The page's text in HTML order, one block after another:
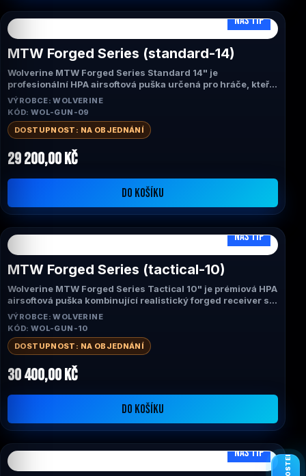
NÁŠ TIP
MTW Forged Series (standard-14)
Wolverine MTW Forged Series Standard 14" je
profesionální HPA airsoftová puška určená pro hráče, kteří
preferují maximální přesnost a kontrolu na střední a delší
vzdálenosti. Díky systému INFERNO Gen 2, realistickému
forged receiveru a technologii Empty Magazine Detection
nabízí špičkový výkon, okamžitou odezvu spouště a
vysokou spolehlivost v každé herní situaci.
VÝROBCE: WOLVERINE
KÓD: WOL-GUN-09
DOSTUPNOST: NA OBJEDNÁNÍ
29 200,00 Kč
DO KOŠÍKU
NÁŠ TIP
MTW Forged Series (tactical-10)
Wolverine MTW Forged Series Tactical 10" je prémiová HPA
airsoftová puška kombinující realistický forged receiver s
profesionální výbavou řady Tactical. Díky systému
INFERNO Gen 2, technologii Empty Magazine Detection a
univerzální 10" konfiguraci nabízí špičkový výkon,
okamžitou odezvu spouště a maximální spolehlivost pro
CQB i venkovní hřiště.
VÝROBCE: WOLVERINE
KÓD: WOL-GUN-10
DOSTUPNOST: NA OBJEDNÁNÍ
30 400,00 Kč
DO KOŠÍKU
NÁŠ TIP